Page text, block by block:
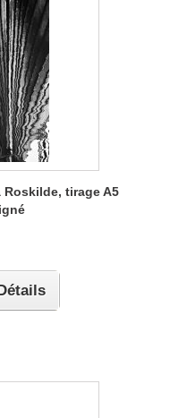
Roskilde, tirage A5